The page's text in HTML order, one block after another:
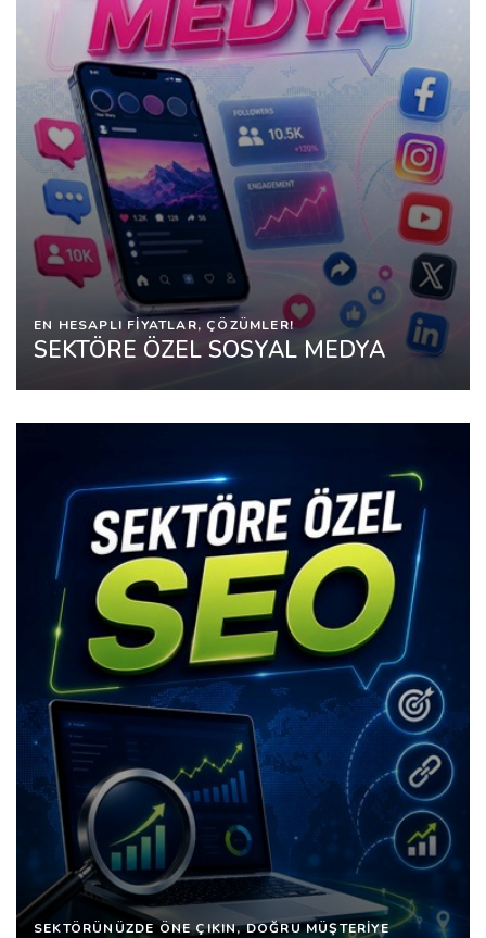
EN HESAPLI FİYATLAR, ÇÖZÜMLER!
SEKTÖRE ÖZEL SOSYAL MEDYA
SEKTÖRÜNÜZDE ÖNE ÇIKIN, DOĞRU MÜŞTERİYE